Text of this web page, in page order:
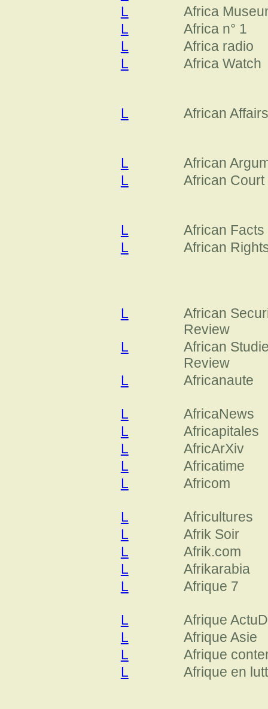
L
Africa
L
Africa n° 1
L
Africa radio
L
Africa Watch
L African Affairs
L
African
L
African Court
L
African Facts
L
African
L
African
Review
L
African
Review
L
Africanaute
L
AfricaNews
L
Africapitales
L
AfricArXiv
L
Africatime
L
Africom
L
Africultures
L
Afrik Soir
L
Afrik.com
L
Afrikarabia
L
Afrique 7
L
Afrique
L
Afrique Asie
L
Afrique
L
Afrique en